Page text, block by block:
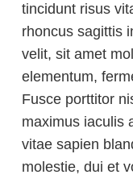
tincidunt risus
rhoncus sagittis
velit, sit amet
elementum,
Fusce porttitor
maximus iaculis
vitae sapien
molestie, dui et